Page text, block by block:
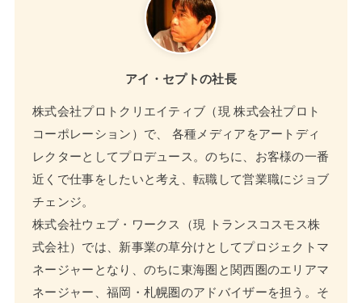
アイ・セプトの社長
株式会社プロトクリエイティブ（現 株式会社プロト
コーポレーション）で、 各種メディアをアートディ
レクターとしてプロデュース。のちに、お客様の一番
近くで仕事をしたいと考え、転職して営業職にジョブ
チェンジ。
株式会社ウェブ・ワークス（現 トランスコスモス株
式会社）では、新事業の草分けとしてプロジェクトマ
ネージャーとなり、のちに東海圏と関西圏のエリアマ
ネージャー、福岡・札幌圏のアドバイザーを担う。そ